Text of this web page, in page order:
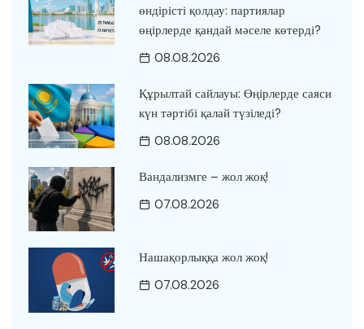
өндірісті қолдау: партиялар
өңірлерде қандай мәселе көтерді?
08.08.2026
Құрылтай сайлауы: Өңірлерде саяси
күн тәртібі қалай түзіледі?
08.08.2026
Вандализмге – жол жоқ!
07.08.2026
Нашақорлыққа жол жоқ!
07.08.2026